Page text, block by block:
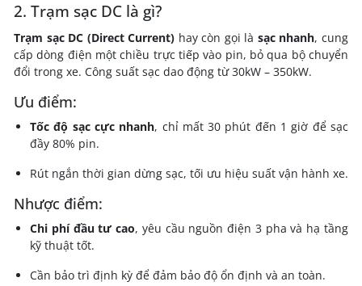
2. Trạm sạc DC là gì?
Trạm sạc DC (Direct Current) hay còn gọi là sạc nhanh, cung
cấp dòng điện một chiều trực tiếp vào pin, bỏ qua bộ chuyển
đổi trong xe. Công suất sạc dao động từ 30kW – 350kW.
Ưu điểm:
Tốc độ sạc cực nhanh, chỉ mất 30 phút đến 1 giờ để sạc
đầy 80% pin.
Rút ngắn thời gian dừng sạc, tối ưu hiệu suất vận hành xe.
Nhược điểm:
Chi phí đầu tư cao, yêu cầu nguồn điện 3 pha và hạ tầng
kỹ thuật tốt.
Cần bảo trì định kỳ để đảm bảo độ ổn định và an toàn.